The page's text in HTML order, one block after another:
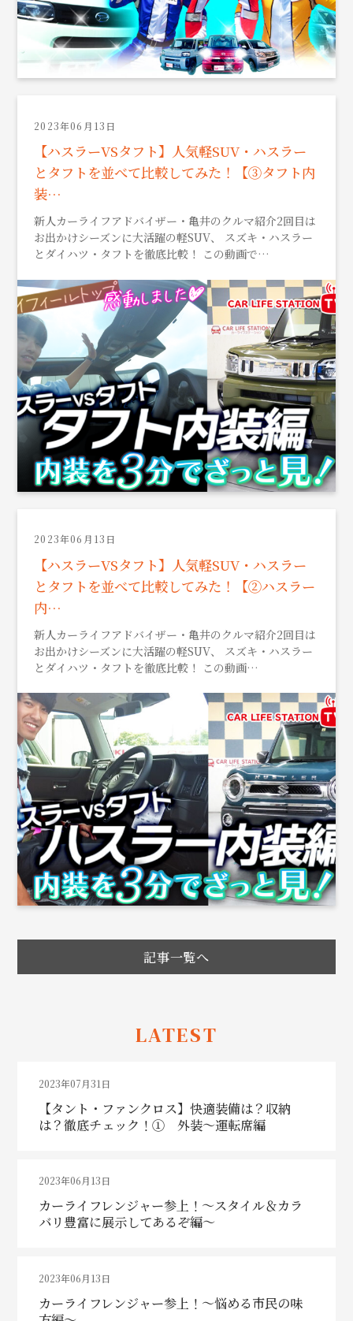
2023年06月13日
【ハスラーVSタフト】人気軽SUV・ハスラー
とタフトを並べて比較してみた！【③タフト内
装…
新人カーライフアドバイザー・亀井のクルマ紹介2回目は
お出かけシーズンに大活躍の軽SUV、 スズキ・ハスラー
とダイハツ・タフトを徹底比較！ この動画で…
2023年06月13日
【ハスラーVSタフト】人気軽SUV・ハスラー
とタフトを並べて比較してみた！【②ハスラー
内…
新人カーライフアドバイザー・亀井のクルマ紹介2回目は
お出かけシーズンに大活躍の軽SUV、 スズキ・ハスラー
とダイハツ・タフトを徹底比較！ この動画…
記事一覧へ
LATEST
2023年07月31日
【タント・ファンクロス】快適装備は？収納
は？徹底チェック！① 外装～運転席編
2023年06月13日
カーライフレンジャー参上！～スタイル＆カラ
バリ豊富に展示してあるぞ編～
2023年06月13日
カーライフレンジャー参上！～悩める市民の味